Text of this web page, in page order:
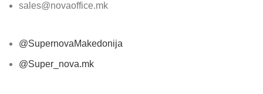
sales@novaoffice.mk
@SupernovaMakedonija
@Super_nova.mk